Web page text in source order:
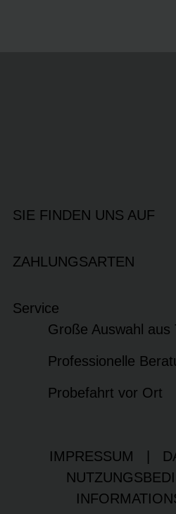
SIE FINDEN UNS AUF
ZAHLUNGSARTEN
Service
Große Auswahl aus
Professionelle
Probefahrt vor Ort
IMPRESSUM